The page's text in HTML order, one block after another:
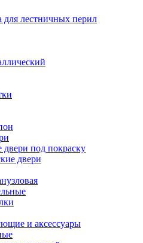
для лестничных перил
двери под покраску
двери
и аксессуары